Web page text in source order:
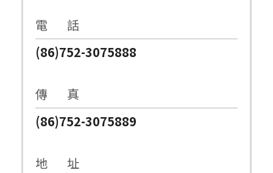
電 話
(86)752-3075888
傳 真
(86)752-3075889
地 址